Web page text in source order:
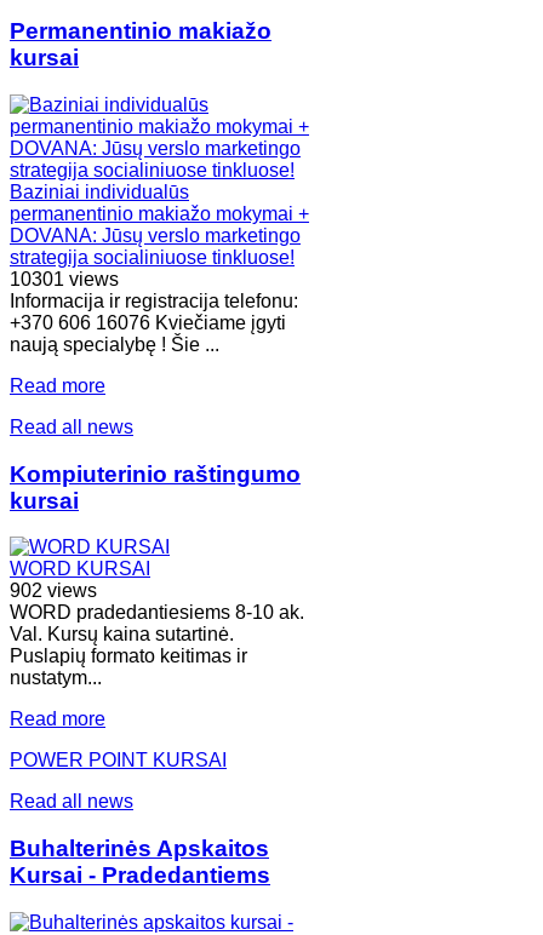
Permanentinio makiažo
kursai
Baziniai individualūs
permanentinio makiažo mokymai +
DOVANA: Jūsų verslo marketingo
strategija socialiniuose tinkluose!
10301 views
Informacija ir registracija telefonu:
+370 606 16076 Kviečiame įgyti
naują specialybę ! Šie ...
Read more
Read all news
Kompiuterinio raštingumo
kursai
WORD KURSAI
902 views
WORD pradedantiesiems 8-10 ak.
Val. Kursų kaina sutartinė.
Puslapių formato keitimas ir
nustatym...
Read more
POWER POINT KURSAI
Read all news
Buhalterinės Apskaitos
Kursai - Pradedantiems